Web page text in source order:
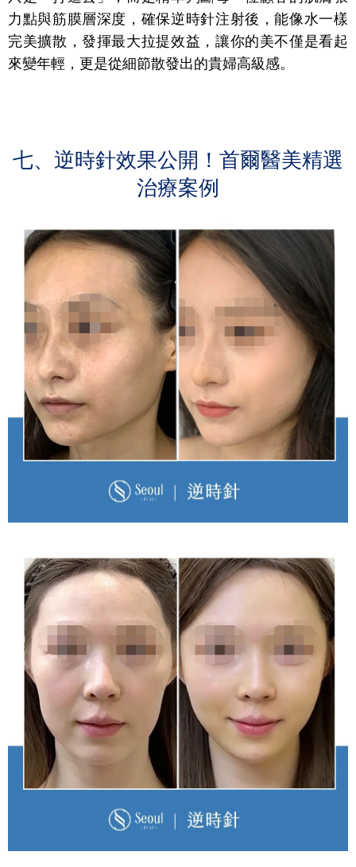
力點與筋膜層深度，確保逆時針注射後，能像水一樣
完美擴散，發揮最大拉提效益，讓你的美不僅是看起
來變年輕，更是從細節散發出的貴婦高級感。
七、逆時針效果公開！首爾醫美精選
治療案例